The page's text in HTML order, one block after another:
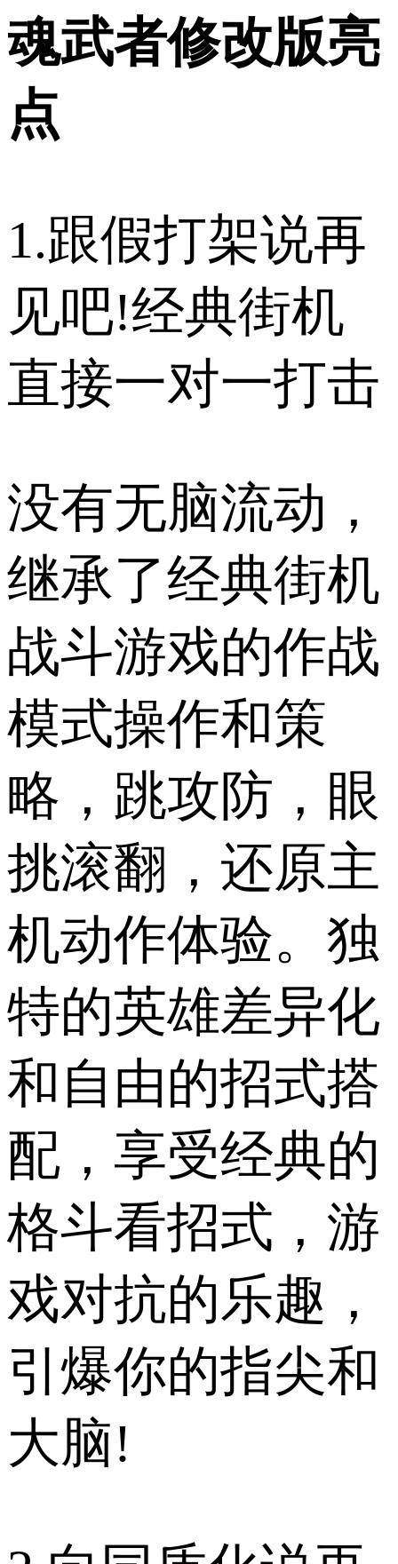
魂武者修改版亮
点
1.跟假打架说再
见吧!经典街机
直接一对一打击
没有无脑流动，
继承了经典街机
战斗游戏的作战
模式操作和策
略，跳攻防，眼
挑滚翻，还原主
机动作体验。独
特的英雄差异化
和自由的招式搭
配，享受经典的
格斗看招式，游
戏对抗的乐趣，
引爆你的指尖和
大脑!